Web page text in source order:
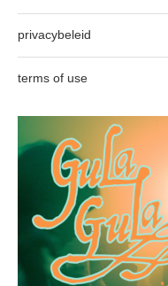
privacybeleid
terms of use